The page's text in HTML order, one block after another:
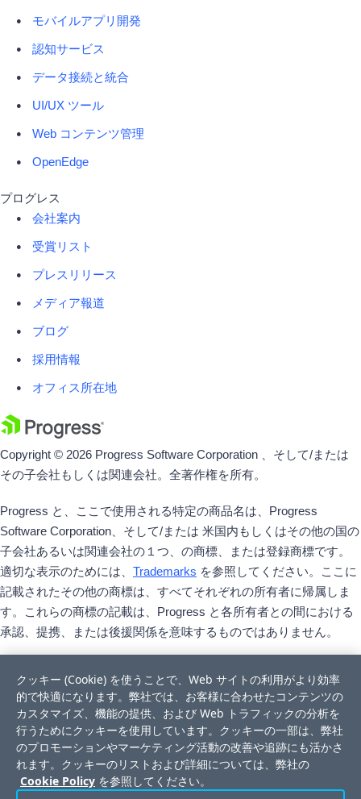
モバイルアプリ開発
認知サービス
データ接続と統合
UI/UX ツール
Web コンテンツ管理
OpenEdge
プログレス
会社案内
受賞リスト
プレスリリース
メディア報道
ブログ
採用情報
オフィス所在地
Copyright © 2026 Progress Software Corporation 、そして/または
その子会社もしくは関連会社。全著作権を所有。
Progress と、ここで使用される特定の商品名は、Progress
Software Corporation、そして/または 米国内もしくはその他の国の
子会社あるいは関連会社の１つ、の商標、または登録商標です。
適切な表示のためには、 Trademarks を参照してください。ここに
記載されたその他の商標は、すべてそれぞれの所有者に帰属しま
す。これらの商標の記載は、Progress と各所有者との間における
承認、提携、または後援関係を意味するものではありません。
クッキー (Cookie) を使うことで、Web サイトの利用がより効率
的で快適になります。弊社では、お客様に合わせたコンテンツの
カスタマイズ、機能の提供、および Web トラフィックの分析を
行うためにクッキーを使用しています。クッキーの一部は、弊社
のプロモーションやマーケティング活動の改善や追跡にも活かさ
れます。クッキーのリストおよび詳細については、弊社の
Cookie Policy を参照してください。